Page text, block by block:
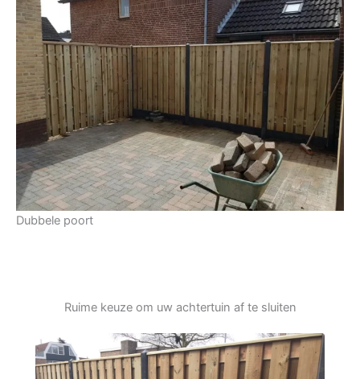
Dubbele poort
Ruime keuze om uw achtertuin af te sluiten